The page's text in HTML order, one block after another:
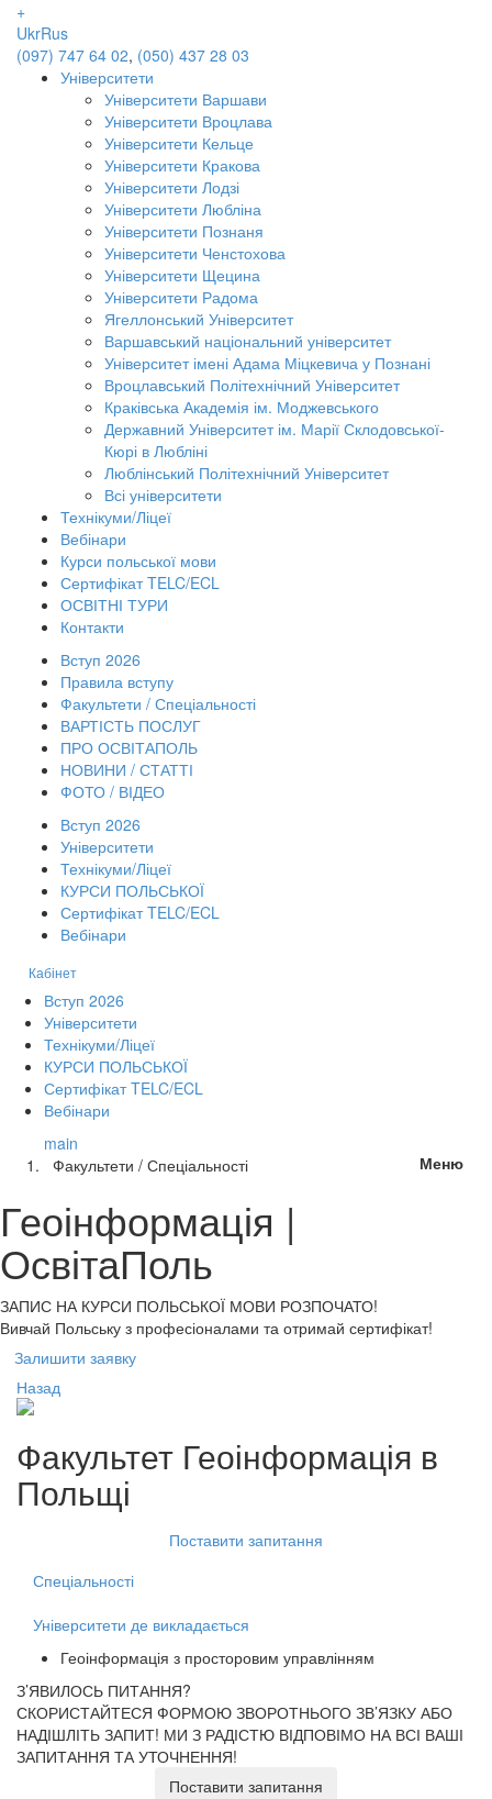
+
UkrRus
(097) 747 64 02, (050) 437 28 03
Університети
Університети Варшави
Університети Вроцлава
Університети Кельце
Університети Кракова
Університети Лодзі
Університети Любліна
Університети Познаня
Університети Ченстохова
Університети Щецина
Університети Радома
Ягеллонський Університет
Варшавський національний університет
Університет імені Адама Міцкевича у Познані
Вроцлавський Політехнічний Університет
Краківська Академія ім. Моджевського
Державний Університет ім. Марії Склодовської-
Кюрі в Любліні
Люблінський Політехнічний Університет
Всі університети
Технікуми/Ліцеї
Вебінари
Курси польської мови
Сертифікат TELC/ECL
ОСВІТНІ ТУРИ
Контакти
Вступ 2026
Правила вступу
Факультети / Спеціальності
ВАРТІСТЬ ПОСЛУГ
ПРО ОСВІТАПОЛЬ
НОВИНИ / СТАТТІ
ФОТО / ВІДЕО
Вступ 2026
Університети
Технікуми/Ліцеї
КУРСИ ПОЛЬСЬКОЇ
Сертифікат TELC/ECL
Вебінари
Кабінет
Вступ 2026
Університети
Технікуми/Ліцеї
КУРСИ ПОЛЬСЬКОЇ
Сертифікат TELC/ECL
Вебінари
Меню
main
Факультети / Спеціальності
Геоінформація |
ОсвітаПоль
ЗАПИС НА КУРСИ ПОЛЬСЬКОЇ МОВИ РОЗПОЧАТО!
Вивчай Польську з професіоналами та отримай сертифікат!
Залишити заявку
Назад
Факультет Геоінформація в
Польщі
Поставити запитання
Спеціальності
Університети де викладається
Геоінформація з просторовим управлінням
З’ЯВИЛОСЬ ПИТАННЯ?
СКОРИСТАЙТЕСЯ ФОРМОЮ ЗВОРОТНЬОГО ЗВ’ЯЗКУ АБО
НАДІШЛІТЬ ЗАПИТ! МИ З РАДІСТЮ ВІДПОВІМО НА ВСІ ВАШІ
ЗАПИТАННЯ ТА УТОЧНЕННЯ!
Поставити запитання